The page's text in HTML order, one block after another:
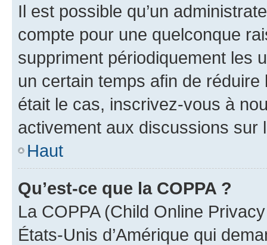
Il est possible qu’un
compte pour une quelconque
suppriment périodiquement les
un certain temps afin de
était le cas, inscrivez-vous à
activement aux discussions sur
Haut
Qu’est-ce que la COPPA ?
La COPPA (Child Online
États-Unis d’Amérique qui